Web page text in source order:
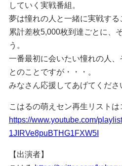
していく実戦番組。
夢は憧れの人と一緒に実戦する
累計差枚5,000枚到達ごとに、
う。
一番最初に会いたい憧れの人
とのことですが・・・。
みなさん応援してあげてくださ
こはるの萌えセン再生リストは
https://www.youtube.com/
1JIRVe8puBTHG1FXW5I
【出演者】